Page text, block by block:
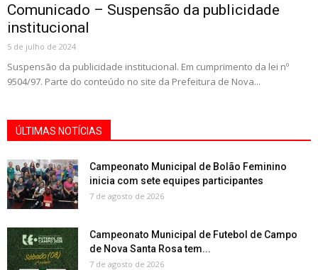
Comunicado – Suspensão da publicidade
institucional
5 de julho de 2024
Suspensão da publicidade institucional. Em cumprimento da lei nº
9504/97. Parte do conteúdo no site da Prefeitura de Nova...
ÚLTIMAS NOTÍCIAS
Campeonato Municipal de Bolão Feminino
inicia com sete equipes participantes
7 de agosto de 2026
Campeonato Municipal de Futebol de Campo
de Nova Santa Rosa tem...
7 de agosto de 2026